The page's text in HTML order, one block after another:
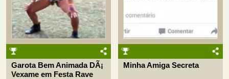
Garota Bem Animada DÃ¡
Vexame em Festa Rave
Minha Amiga Secreta